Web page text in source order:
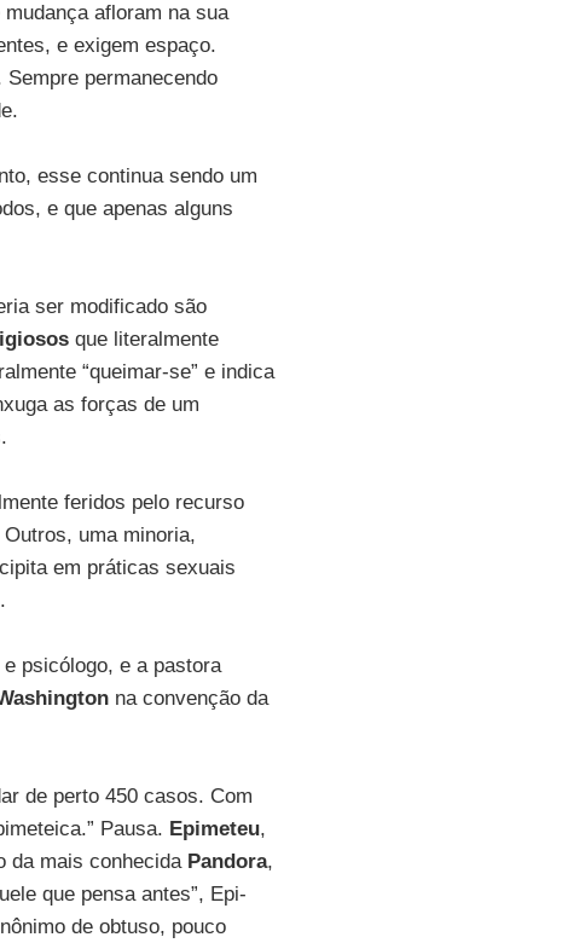
afloram na sua
e exigem espaço.
permanecendo
esse continua sendo um
e que apenas alguns
ser modificado são
que literalmente
“queimar-se” e indica
as forças de um
feridos pelo recurso
uma minoria,
em práticas sexuais
psicólogo, e a pastora
na convenção da
de perto 450 casos. Com
Pausa. Epimeteu,
da mais conhecida Pandora,
que pensa antes”, Epi-
de obtuso, pouco